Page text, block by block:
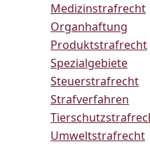
Medizinstrafrecht
Organhaftung
Produktstrafrecht
Spezialgebiete
Steuerstrafrecht
Strafverfahren
Umweltstrafrecht